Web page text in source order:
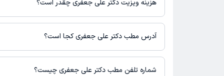
هزینه ویزیت دکتر علی جعفری چقدر است؟
برای اطلاع از هزینه ویزیت دکتر علی جعفری، لازم است با مطب
آدرس مطب دکتر علی جعفری کجا است؟
اطلاعات مربوط به آدرس مطب دکتر علی جعفری در حال حاضر در
دریافت اطلاعات دقیق‌تر، لطفاً با مطب تماس بگیرید.
شماره تلفن مطب دکتر علی جعفری چیست؟